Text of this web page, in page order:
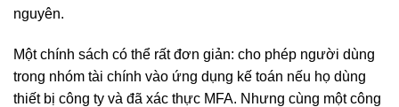
nguyên.
Một chính sách có thể rất đơn giản: cho phép người dùng
trong nhóm tài chính vào ứng dụng kế toán nếu họ dùng
thiết bị công ty và đã xác thực MFA. Nhưng cùng một công